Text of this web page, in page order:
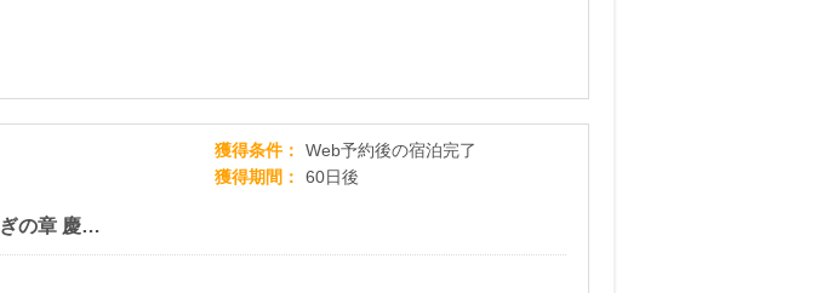
山梨県笛吹市石和温泉 ホテル旅館【華やぎの章 慶山】
獲得条件
Web予約後の宿泊完了
獲得期間
60日後